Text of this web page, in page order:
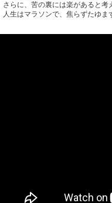
さらに、苦の裏には楽があると考
人生はマラソンで、焦らずたゆま